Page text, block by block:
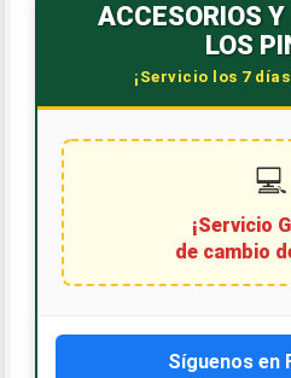
ACCESORIOS
LOS
¡Servicio los 7
💻
¡Servicio
de cambio
Síguenos en